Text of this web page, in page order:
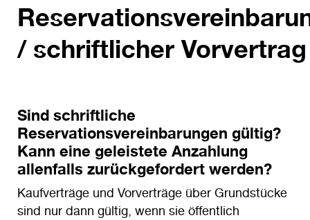
/ schriftlicher Vorvertrag
Sind schriftliche
Reservationsvereinbarungen gültig?
Kann eine geleistete Anzahlung
allenfalls zurückgefordert werden?
Kaufverträge und Vorverträge über Grundstücke
sind nur dann gültig, wenn sie öffentlich